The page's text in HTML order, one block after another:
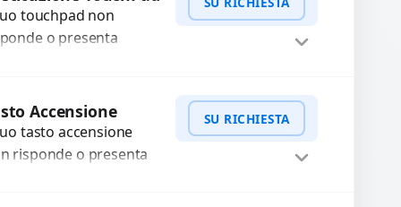
e componenti...
touchpad non
o presenta
professionale
ricambi di alta
garantiti...
WhatsApp
Accensione
tasto accensione
risponde o presenta
SU RICHIESTA